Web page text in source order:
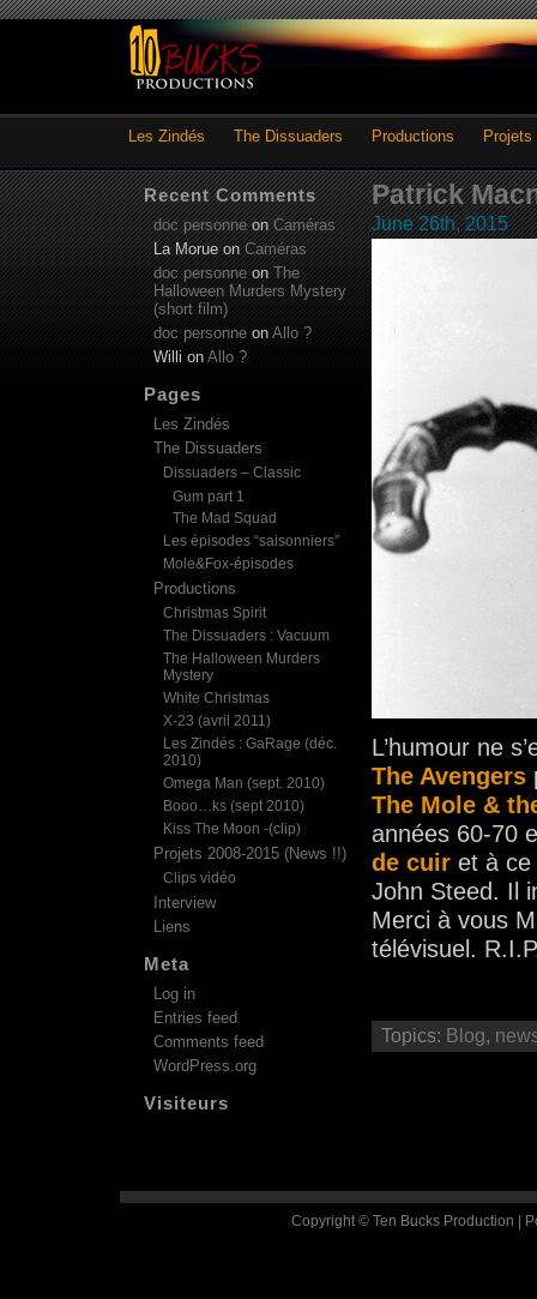
Les Zindés The Dissuaders Productions Projets
Patrick
June 26th, 2015
L’humour ne
The Avengers
The Mole &
années 60-70
de cuir et à ce
John Steed. Il
Merci à vous
télévisuel.
Topics: Blog,
Recent Comments
doc personneonCaméras
La MorueonCaméras
doc personneonThe
Halloween Murders Mystery
(short film)
doc personne on Allo ?
Willi on Allo ?
Pages
Les Zindés
The Dissuaders
Dissuaders – Classic
Gum part 1
The Mad Squad
Les épisodes “saisonniers”
Mole&Fox-épisodes
Productions
Christmas Spirit
The Dissuaders : Vacuum
The Halloween Murders
Mystery
White Christmas
X-23 (avril 2011)
Les Zindés : GaRage (déc.
2010)
Omega Man (sept. 2010)
Booo…ks (sept 2010)
Kiss The Moon -(clip)
Projets 2008-2015 (News !!)
Clips vidéo
Interview
Liens
Meta
Log in
Entries feed
Comments feed
WordPress.org
Visiteurs
Copyright © Ten Bucks Production |